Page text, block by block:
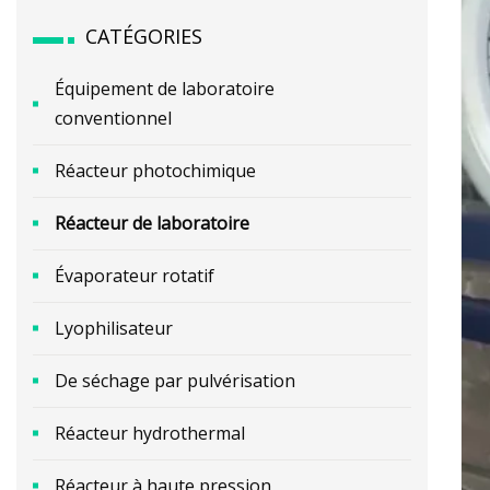
CATÉGORIES
Équipement de laboratoire
conventionnel
Réacteur photochimique
Réacteur de laboratoire
Évaporateur rotatif
Lyophilisateur
De séchage par pulvérisation
Réacteur hydrothermal
Réacteur à haute pression